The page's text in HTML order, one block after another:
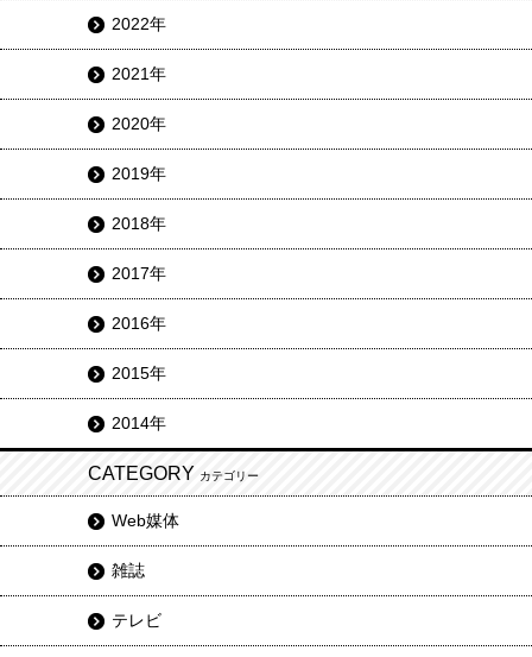
2022年
2021年
2020年
2019年
2018年
2017年
2016年
2015年
2014年
CATEGORY カテゴリー
Web媒体
雑誌
テレビ